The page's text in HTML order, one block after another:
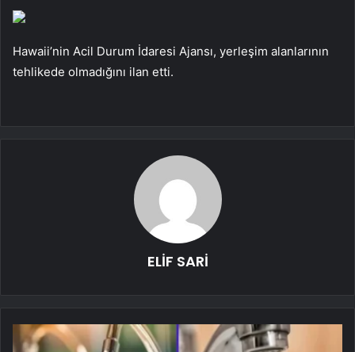
Hawaii’nin Acil Durum İdaresi Ajansı, yerleşim alanlarının
tehlikede olmadığını ilan etti.
ELİF SARİ